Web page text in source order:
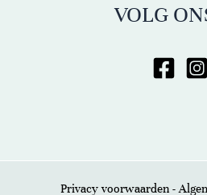
VOLG
Privacy voorwaarden -